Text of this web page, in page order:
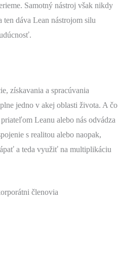
Samotný nástroj však nikdy
dáva Lean nástrojom silu
získavania a spracúvania
jedno v akej oblasti života. A čo
Leanu alebo nás odvádza
s realitou alebo naopak,
a teda využiť na multiplikáciu
členovia